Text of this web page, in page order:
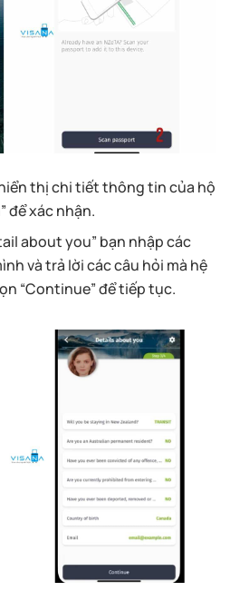
thị chi tiết thông tin của hộ
để xác nhận.
about you” bạn nhập các
và trả lời các câu hỏi mà hệ
“Continue” để tiếp tục.